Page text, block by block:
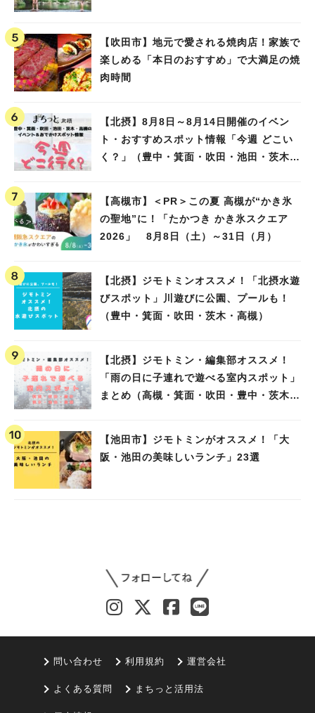
【吹田市】地元で愛される焼肉店！家族で
楽しめる「本日のおすすめ」で大満足の焼
肉時間
【北摂】8月8日～8月14日開催のイベン
ト・おすすめスポット情報「今週 どこい
く？」（豊中・箕面・吹田・池田・茨木・
【高槻市】＜PR＞この夏 高槻が“かき氷
の聖地”に！「たかつき かき氷スクエア
2026」 8月8日（土）～31日（月）
【北摂】ジモトミンオススメ！「北摂水遊
びスポット」川遊びに公園、プールも！
（豊中・箕面・吹田・茨木・高槻）
【北摂】ジモトミン・編集部オススメ！
「雨の日に子連れで遊べる室内スポット」
まとめ（高槻・箕面・吹田・豊中・茨木・
【池田市】ジモトミンがオススメ！「大
阪・池田の美味しいランチ」23選
問い合わせ 利用規約 運営会社
よくある質問 まちっと活用法